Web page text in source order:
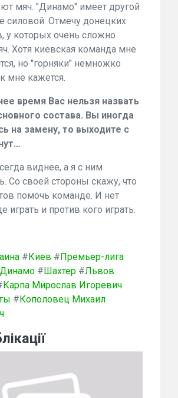
мяч. "Динамо" имеет другой
силовой. Отмечу донецких
у которых очень сложно
Хотя киевская команда мне
но "горняки" немножко
мне кажется.
время Вас нельзя назвать
состава. Вы иногда
на замену, то выходите с
виднее, а я с ним
Со своей стороны скажу, что
помочь команде. И нет
играть и против кого играть.
#Киев #Премьер-лига
Динамо #Шахтер #Львов
Карпа Мирослав Игоревич
#Кополовец Михаил